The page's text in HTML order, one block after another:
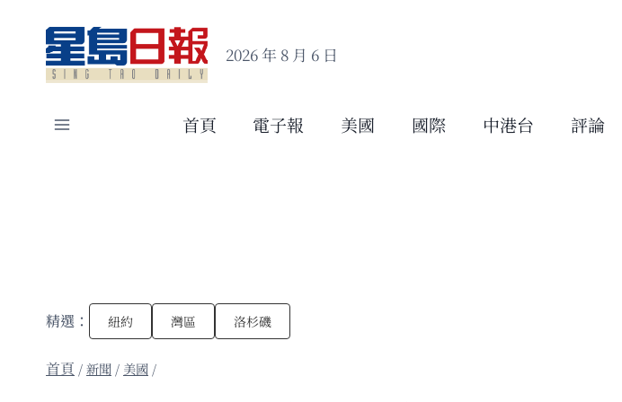
content
2026 年 8 月 6 日
首頁 電子報 美國 國際 中港台 評論
精選： 紐約 灣區 洛杉磯
/新聞 / 美國 /